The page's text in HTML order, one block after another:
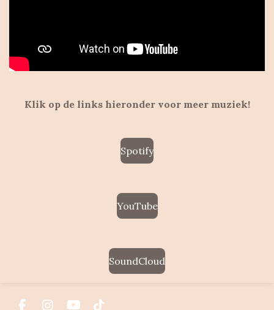
Klik op de links hieronder voor meer muziek!
Spotify
YouTube
SoundCloud